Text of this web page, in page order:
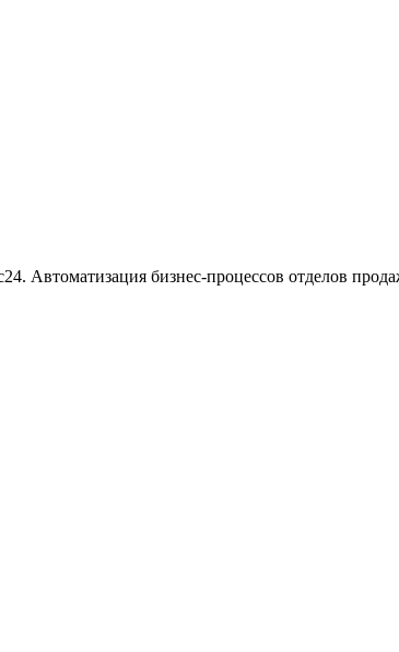
Автоматизация бизнес-процессов отделов